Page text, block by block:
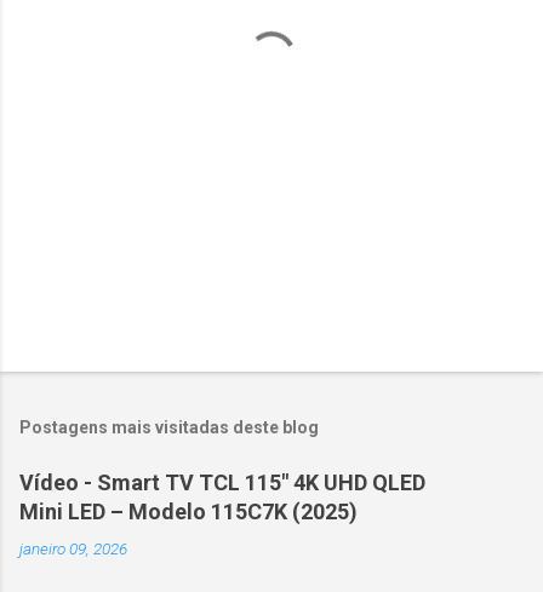
Postagens mais visitadas deste blog
Vídeo - Smart TV TCL 115" 4K UHD QLED
Mini LED – Modelo 115C7K (2025)
janeiro 09, 2026